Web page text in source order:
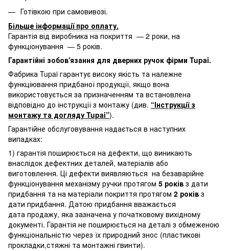
Готівкою при самовивозі.
Більше інформації про оплату.
Гарантія від виробника на покриття — 2 роки, на
функціонування — 5 років.
Гарантійні зобов'язання для дверних ручок фірми Tupai.
Фабрика Tupai гарантує високу якість та належне
функціювання придбаної продукції, якщо вона
використовується за призначенням та встановлена
відповідно до інструкції з монтажу (див. “Інструкції з
монтажу та догляду Tupai”).
Гарантійне обслуговування надається в наступних
випадках:
1) гарантія поширюється на дефекти, що виникають
внаслідок дефектних деталей, матеріалів або
виготовлення. Ці дефекти виявляються на безаварійне
функціонування механізму ручки протягом 5 років з дати
придбання та на матеріали покриття протягом 2 років з
дати придбання. Датою придбання вважається
дата продажу, яка зазначена у початковому вихідному
документі. Гарантія не поширюється на деталі з обмеженою
функціональністю через їх природний знос (пластикові
прокладки,стяжні та монтажні гвинти).